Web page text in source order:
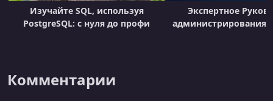
Изучайте SQL, используя
PostgreSQL: с нуля до профи
Экспертное
администрирования
Комментарии